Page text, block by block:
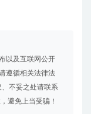
以及互联网公开
遵循相关法律法
不妥之处请联系
避免上当受骗！